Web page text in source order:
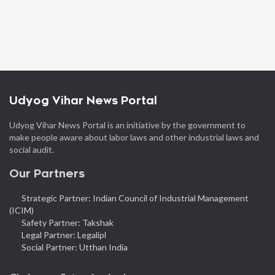
Udyog Vihar News Portal
Udyog Vihar News Portal is an initiative by the government to
make people aware about labor laws and other industrial laws and
social audit.
Our Partners
Strategic Partner: Indian Council of Industrial Management
(ICIM)
Safety Partner: Takshak
Legal Partner: Legalipl
Social Partner: Utthan India